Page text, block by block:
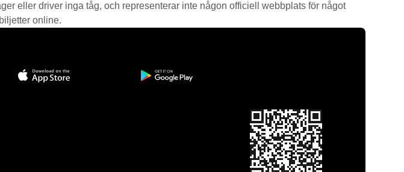
eller driver inga tåg, och representerar inte någon officiell webbplats för något
online.